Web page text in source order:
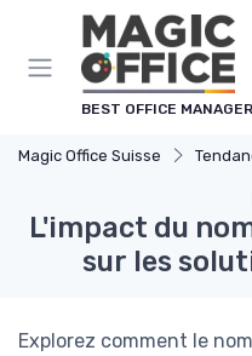
BEST OFFICE
Magic Office Suisse
L'impact du
sur les
Explorez comment le
Panneau de gestion des